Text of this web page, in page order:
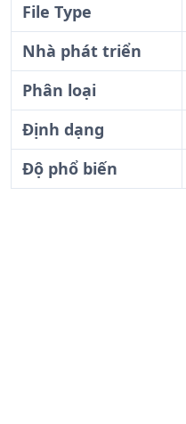
File Type
Nhà phát triển
Phân loại
Định dạng
Độ phổ biến